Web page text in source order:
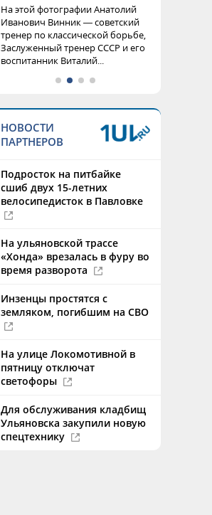
На этой фотографии Анатолий
Иванович Винник — советский
тренер по классической борьбе,
Заслуженный тренер СССР и его
воспитанник Виталий...
НОВОСТИ
ПАРТНЕРОВ
Подросток на питбайке
сшиб двух 15-летних
велосипедисток в Павловке
На ульяновской трассе
«Хонда» врезалась в фуру во
время разворота
Инзенцы простятся с
земляком, погибшим на СВО
На улице Локомотивной в
пятницу отключат
светофоры
Для обслуживания кладбищ
Ульяновска закупили новую
спецтехнику